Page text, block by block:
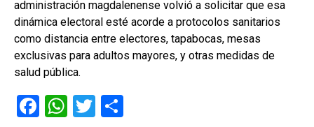
administración magdalenense volvió a solicitar que esa
dinámica electoral esté acorde a protocolos sanitarios
como distancia entre electores, tapabocas, mesas
exclusivas para adultos mayores, y otras medidas de
salud pública.
F
W T